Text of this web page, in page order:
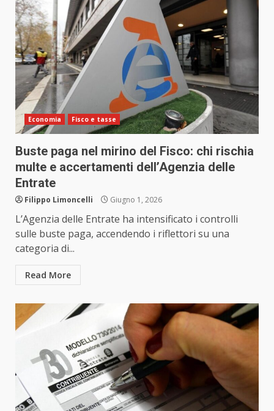
Economia Fisco e tasse
Buste paga nel mirino del Fisco: chi rischia
multe e accertamenti dell’Agenzia delle
Entrate
Filippo Limoncelli Giugno 1, 2026
L’Agenzia delle Entrate ha intensificato i controlli
sulle buste paga, accendendo i riflettori su una
categoria di...
Read More